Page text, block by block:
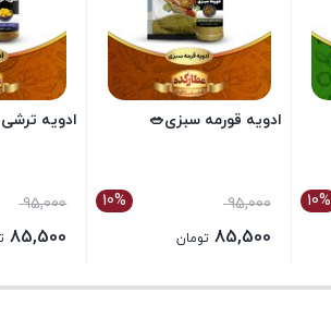
10%
ادویه قورمه سبزی🥗
10% 95,000
85,500 تومان
ادویه ترشی
95,000
85,500